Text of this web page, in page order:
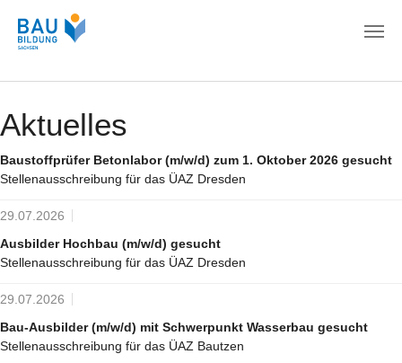
Aktuelles
Baustoffprüfer Betonlabor (m/w/d) zum 1. Oktober 2026 gesucht
Stellenausschreibung für das ÜAZ Dresden
29.07.2026
Ausbilder Hochbau (m/w/d) gesucht
Stellenausschreibung für das ÜAZ Dresden
29.07.2026
Bau-Ausbilder (m/w/d) mit Schwerpunkt Wasserbau gesucht
Stellenausschreibung für das ÜAZ Bautzen